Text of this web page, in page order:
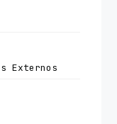
Externos